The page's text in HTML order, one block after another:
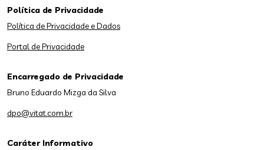
Caráter Informativo
Política de Privacidade
Política de Privacidade e Dados
Portal de Privacidade
Encarregado de Privacidade
Bruno Eduardo Mizga da Silva
dpo@vitat.com.br